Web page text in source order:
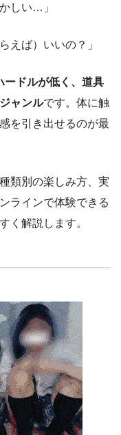
しい…」
えば）いいの？」
ードルが低く、道具
ャンルです。体に触
を引き出せるのが最
類別の楽しみ方、実
ラインで体験できる
く解説します。